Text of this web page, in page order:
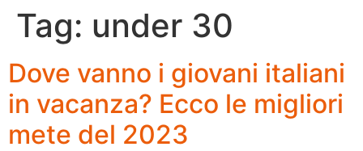
Tag: under 30
Dove vanno i giovani italiani
in vacanza? Ecco le migliori
mete del 2023